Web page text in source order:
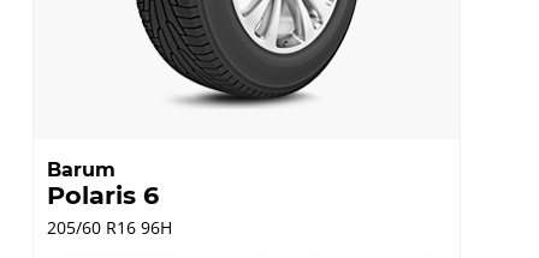
Barum
Polaris 6
205/60 R16 96H